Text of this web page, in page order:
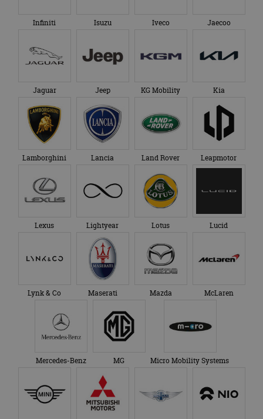
Infiniti Isuzu Iveco Jaecoo
Jaguar Jeep KG Mobility Kia
Lamborghini Lancia Land Rover Leapmotor
Lexus Lightyear Lotus Lucid
Lynk & Co Maserati Mazda McLaren
Mercedes-Benz MG Micro Mobility Systems